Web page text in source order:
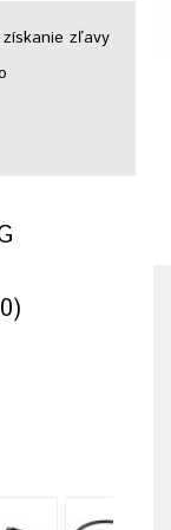
zľavy